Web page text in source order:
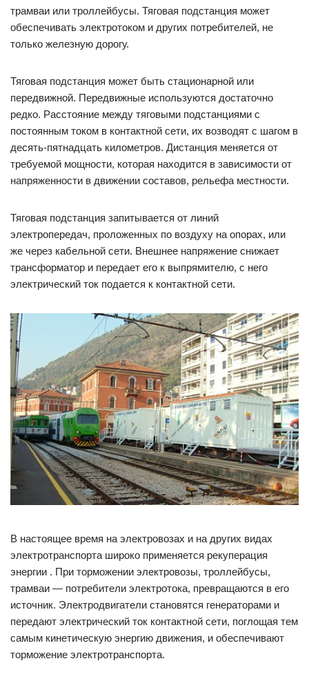
трамваи или троллейбусы. Тяговая подстанция может
обеспечивать электротоком и других потребителей, не
только железную дорогу.
Тяговая подстанция может быть стационарной или
передвижной. Передвижные используются достаточно
редко. Расстояние между тяговыми подстанциями с
постоянным током в контактной сети, их возводят с шагом в
десять-пятнадцать километров. Дистанция меняется от
требуемой мощности, которая находится в зависимости от
напряженности в движении составов, рельефа местности.
Тяговая подстанция запитывается от линий
электропередач, проложенных по воздуху на опорах, или
же через кабельной сети. Внешнее напряжение снижает
трансформатор и передает его к выпрямителю, с него
электрический ток подается к контактной сети.
В настоящее время на электровозах и на других видах
электротранспорта широко применяется рекуперация
энергии . При торможении электровозы, троллейбусы,
трамваи — потребители электротока, превращаются в его
источник. Электродвигатели становятся генераторами и
передают электрический ток контактной сети, поглощая тем
самым кинетическую энергию движения, и обеспечивают
торможение электротранспорта.